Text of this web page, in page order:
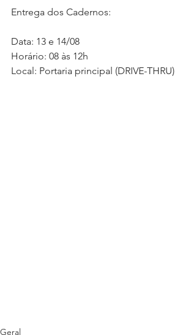
Entrega dos Cadernos:⁣⁣
Data: 13 e 14/08⁣
Horário: 08 às 12h⁣⁣
Local: Portaria principal (DRIVE-THRU)
Geral